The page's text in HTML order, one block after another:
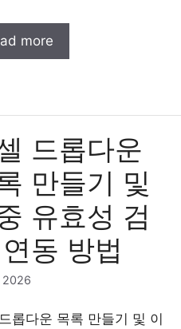
more
드롭다운
만들기 및
유효성 검
동 방법
2026
롭다운 목록 만들기 및 이